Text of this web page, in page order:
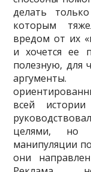
делать
которым
вредом от их
и хочется ее
полезную, для
всей
целями, но
манипуляции
они